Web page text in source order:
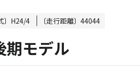
H24/4 〔走行距離〕 44044
期モデル